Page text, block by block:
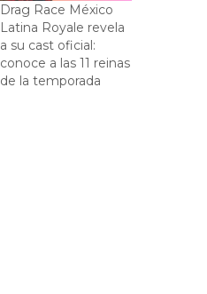
Drag Race México
Latina Royale revela
a su cast oficial:
conoce a las 11 reinas
de la temporada